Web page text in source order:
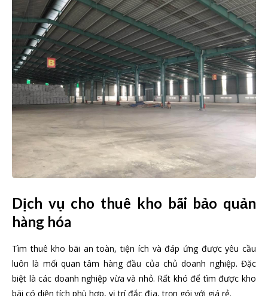
Dịch vụ cho thuê kho bãi bảo quản
hàng hóa
Tìm thuê kho bãi an toàn, tiện ích và đáp ứng được yêu cầu
luôn là mối quan tâm hàng đầu của chủ doanh nghiệp. Đặc
biệt là các doanh nghiệp vừa và nhỏ. Rất khó để tìm được kho
bãi có diện tích phù hợp, vị trí đắc địa, trọn gói với giá rẻ.